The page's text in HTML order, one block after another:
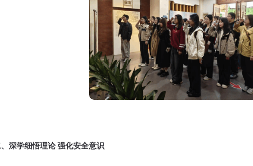
深学细悟理论 强化安全意识